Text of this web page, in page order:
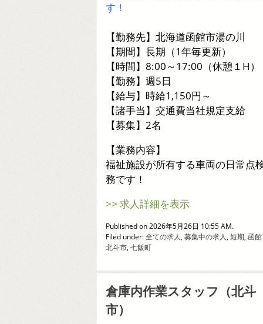
す！
【勤務先】北海道函館市湯の川
【期間】長期（1年毎更新）
【時間】8:00～17:00（休憩１H）
【勤務】週5日
【給与】時給1,150円～
【諸手当】交通費当社規定支給
【募集】2名
【業務内容】
福祉施設が所有する車両の日常点
務です！
>> 求人詳細を表示
Published on 2026年5月26日 10:55 AM.
Filed under:全ての求人, 募集中の求人, 短期, 函
北斗市, 七飯町
倉庫内作業スタッフ（北斗
市）